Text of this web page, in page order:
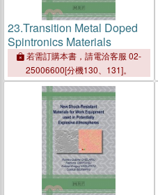
23.Transition Metal Doped
Spintronics Materials
若需訂購本書，請電洽客服 02-
25006600[分機130、131]。